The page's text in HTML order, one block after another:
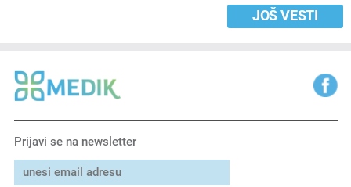
JOŠ VESTI
Prijavi se na newsletter